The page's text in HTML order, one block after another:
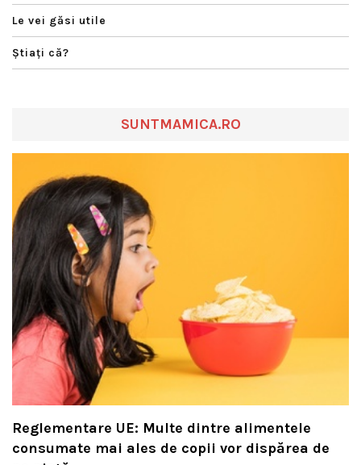
Le vei găsi utile
Ştiaţi că?
SUNTMAMICA.RO
Reglementare UE: Multe dintre alimentele
consumate mai ales de copii vor dispărea de